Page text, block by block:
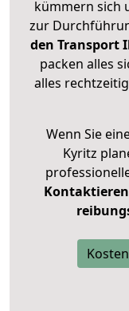
kümmern sich
zur
den Transport
packen alles
alles
Wenn Sie
Kyritz